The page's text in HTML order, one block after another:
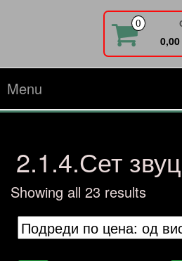
0
Menu
2.1.4.Сет
Showing all 23 resultsSorted
by
price: